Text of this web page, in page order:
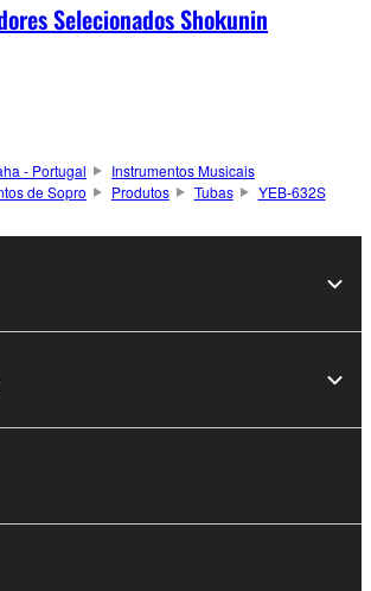
Selecionados Shokunin
- Portugal
Instrumentos Musicais
de Sopro
Produtos Tubas YEB-632S